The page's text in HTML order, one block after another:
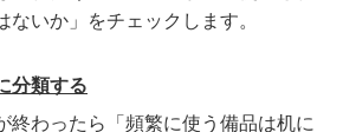
ないか」をチェックします。
分類する
終わったら「頻繁に使う備品は机に